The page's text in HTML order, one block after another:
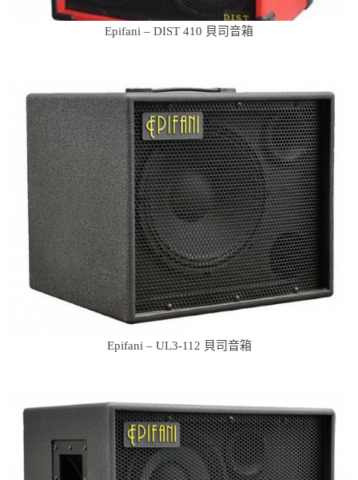
Epifani – DIST 410 貝司音箱
Epifani – UL3-112 貝司音箱